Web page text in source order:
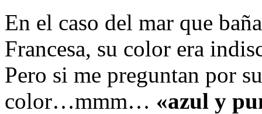
En el caso del mar que
Francesa, su color era
Pero si me preguntan por
color…mmm… «azul y